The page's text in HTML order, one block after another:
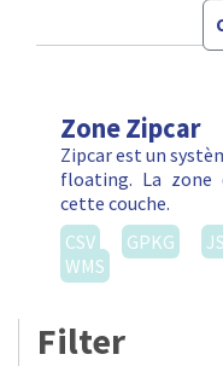
Zone Zipcar
Zipcar est un
floating. La zone
cette couche.
CSV
GPKG
WMS
Filter